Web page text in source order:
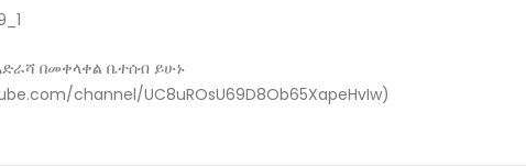
በመቀላቀል ቤተሰብ ይሁኑ
channel/UC8uROsU69D8Ob65XapeHvIw)